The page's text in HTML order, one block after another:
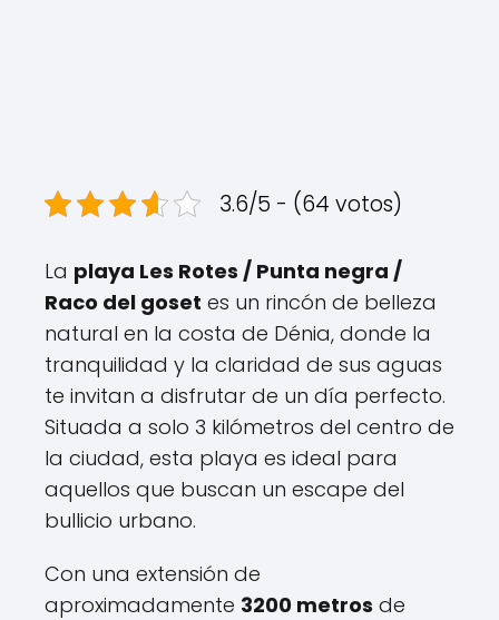
3.6/5 - (64 votos)
La playa Les Rotes / Punta negra /
Raco del goset es un rincón de belleza
natural en la costa de Dénia, donde la
tranquilidad y la claridad de sus aguas
te invitan a disfrutar de un día perfecto.
Situada a solo 3 kilómetros del centro de
la ciudad, esta playa es ideal para
aquellos que buscan un escape del
bullicio urbano.
Con una extensión de
aproximadamente 3200 metros de